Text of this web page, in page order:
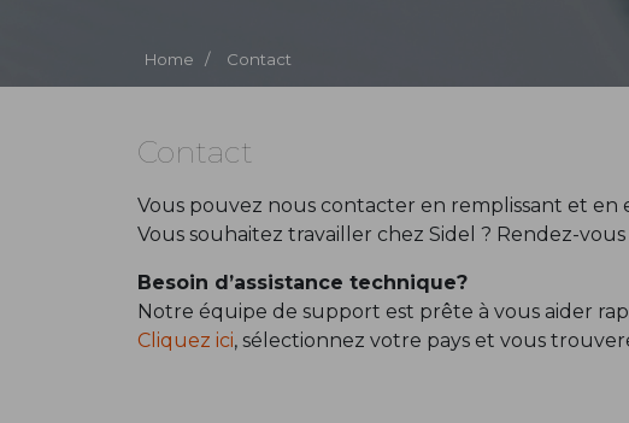
Home / Contact
Contact
Vous pouvez nous contacter en remplissant et en
Vous souhaitez travailler chez Sidel ? Rendez-
Besoin d’assistance technique?
Notre équipe de support est prête à vous aider
Cliquez ici, sélectionnez votre pays et vous